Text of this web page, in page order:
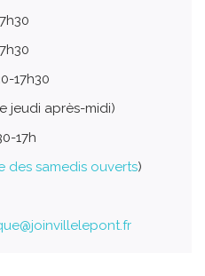
17h30
jeudi après-midi)
17h
des samedis ouverts)